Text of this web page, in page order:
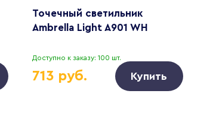
Точечный светильник
Ambrella Light A901 WH
Доступно к заказу: 100 шт.
713 руб. Купить